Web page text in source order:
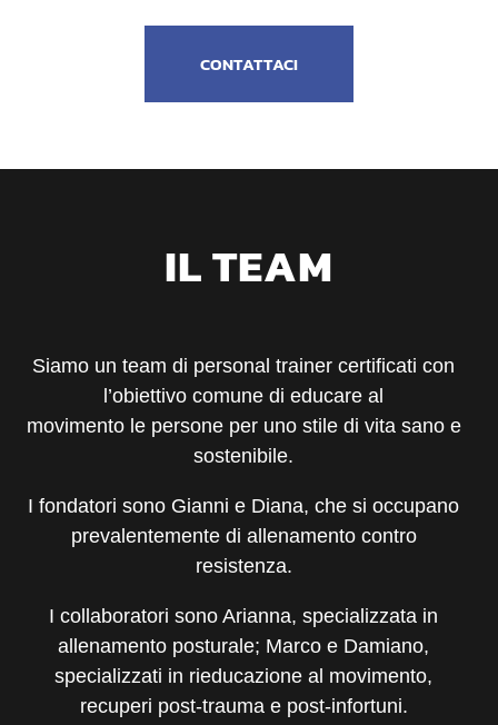
CONTATTACI
IL TEAM
Siamo un team di personal trainer certificati con
l’obiettivo comune di educare al
movimento le persone per uno stile di vita sano e
sostenibile.
I fondatori sono Gianni e Diana, che si occupano
prevalentemente di allenamento contro
resistenza.
I collaboratori sono Arianna, specializzata in
allenamento posturale; Marco e Damiano,
specializzati in rieducazione al movimento,
recuperi post-trauma e post-infortuni.